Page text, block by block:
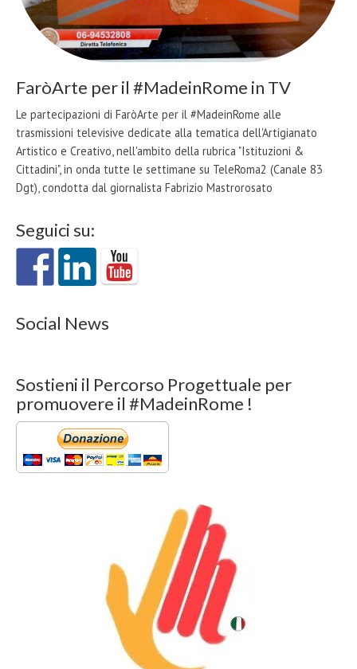
FaròArte per il #MadeinRome in TV
Le partecipazioni di FaròArte per il #MadeinRome alle
trasmissioni televisive dedicate alla tematica dell'Artigianato
Artistico e Creativo, nell'ambito della rubrica "Istituzioni &
Cittadini", in onda tutte le settimane su TeleRoma2 (Canale 83
Dgt), condotta dal giornalista Fabrizio Mastrorosato
Seguici su:
Social News
Sostieni il Percorso Progettuale per
promuovere il #MadeinRome !